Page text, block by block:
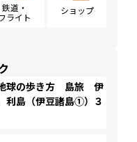
鉄道・
ライト
ショップ
球の歩き方 島旅 伊
島（伊豆諸島①）３